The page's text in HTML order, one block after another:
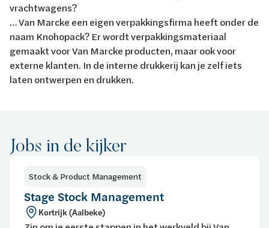
vrachtwagens?
… Van Marcke een eigen verpakkingsfirma heeft onder de
naam Knohopack? Er wordt verpakkingsmateriaal
gemaakt voor Van Marcke producten, maar ook voor
externe klanten. In de interne drukkerij kan je zelf iets
laten ontwerpen en drukken.
Jobs in de kijker
Stock & Product Management
Stage Stock Management
Kortrijk (Aalbeke)